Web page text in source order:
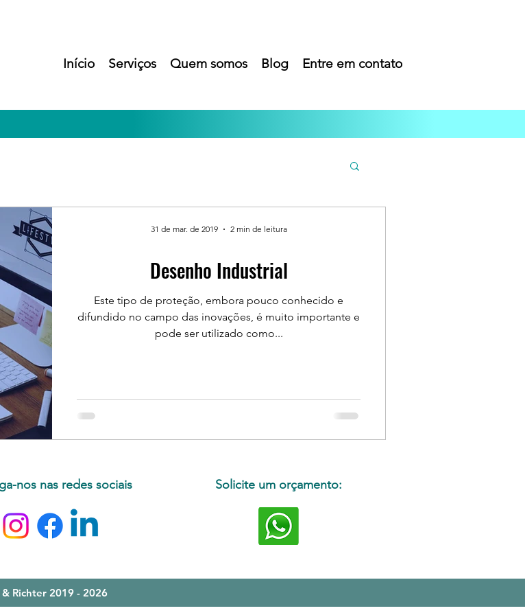
Início Serviços Quem somos Blog Entre em contato
Desenho Industrial
Este tipo de proteção, embora pouco conhecido e
difundido no campo das inovações, é muito importante e
pode ser utilizado como...
31 de mar. de 2019 2 min de leitura
nos nas redes sociais Solicite um orçamento:
Richter 2019 - 2026